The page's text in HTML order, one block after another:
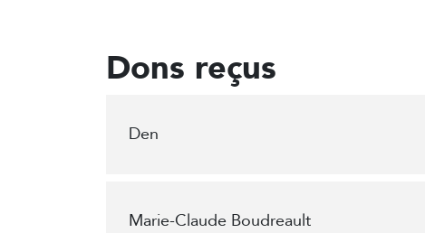
Dons reçus
Den
Marie-Claude Boudreault